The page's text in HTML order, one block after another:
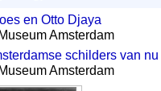
en Otto Djaya
Amsterdam
schilders van nu
Amsterdam